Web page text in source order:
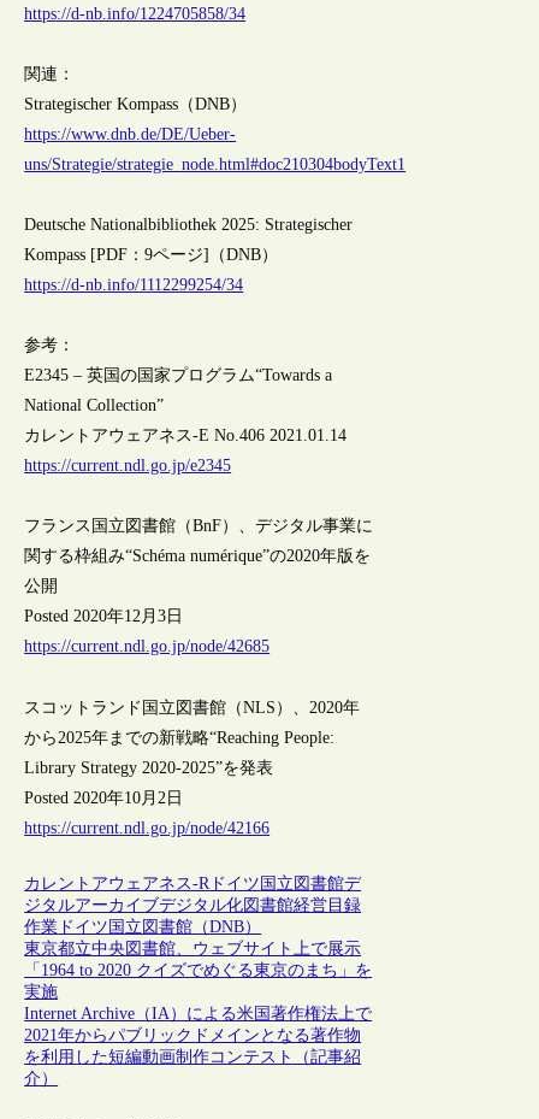
https://d-nb.info/1224705858/34
関連：
Strategischer Kompass（DNB）
https://www.dnb.de/DE/Ueber-
uns/Strategie/strategie_node.html#doc210304bodyText1
Deutsche Nationalbibliothek 2025: Strategischer
Kompass [PDF：9ページ]（DNB）
https://d-nb.info/1112299254/34
参考：
E2345 – 英国の国家プログラム“Towards a
National Collection”
カレントアウェアネス-E No.406 2021.01.14
https://current.ndl.go.jp/e2345
フランス国立図書館（BnF）、デジタル事業に
関する枠組み“Schéma numérique”の2020年版を
公開
Posted 2020年12月3日
https://current.ndl.go.jp/node/42685
スコットランド国立図書館（NLS）、2020年
から2025年までの新戦略“Reaching People:
Library Strategy 2020-2025”を発表
Posted 2020年10月2日
https://current.ndl.go.jp/node/42166
カレントアウェアネス-R ドイツ 国立図書館デ
ジタルアーカイブデジタル化図書館経営 目録
作業 ドイツ国立図書館（DNB）
東京都立中央図書館、ウェブサイト上で展示
「1964 to 2020 クイズでめぐる東京のまち」を
実施
Internet Archive（IA）による米国著作権法上で
2021年からパブリックドメインとなる著作物
を利用した短編動画制作コンテスト（記事紹
介）